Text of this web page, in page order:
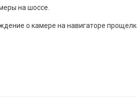
на шоссе.
о камере на навигаторе